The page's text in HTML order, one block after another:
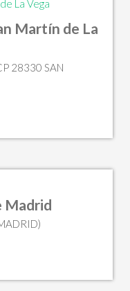
Martín de La
28330 SAN
Madrid